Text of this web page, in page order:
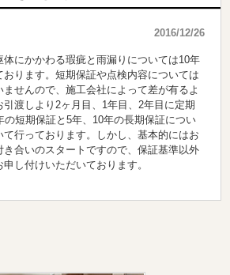
2016/12/26
にかかわる瑕疵と雨漏りについては10年
ります。短期保証や点検内容については
せんので、施工会社によって差が有るよ
引渡しより2ヶ月目、1年目、2年目に定期
の短期保証と5年、10年の長期保証につい
行っております。しかし、基本的にはお
き合いのスタートですので、保証基準以外
し付けいただいております。